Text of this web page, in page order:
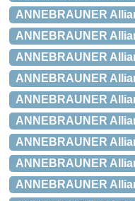
ANNEBRAUNER
ANNEBRAUNER
ANNEBRAUNER
ANNEBRAUNER
ANNEBRAUNER
ANNEBRAUNER
ANNEBRAUNER
ANNEBRAUNER
ANNEBRAUNER